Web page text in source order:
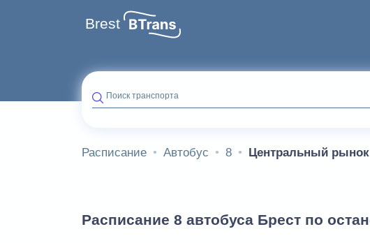
Brest
Поиск транспорта
Расписание Автобус 8 Центральный рынок
Расписание 8 автобуса Брест по